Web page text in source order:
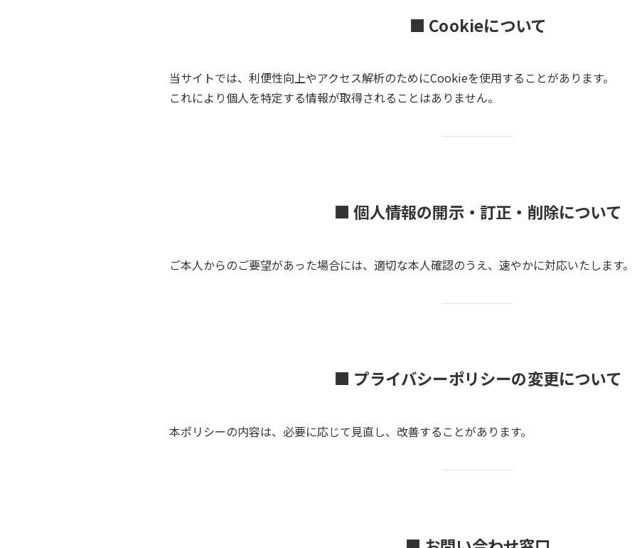
■ Cookieについて
当サイトでは、利便性向上やアクセス解析のためにCookieを使用することがあります。
これにより個人を特定する情報が取得されることはありません。
■ 個人情報の開示・訂正・削除について
ご本人からのご要望があった場合には、適切な本人確認のうえ、速やかに対応いたします。
■ プライバシーポリシーの変更について
本ポリシーの内容は、必要に応じて見直し、改善することがあります。